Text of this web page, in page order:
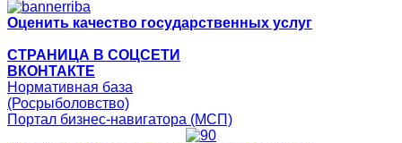
Оценить качество государственных услуг
СТРАНИЦА В СОЦСЕТИ
ВКОНТАКТЕ
Нормативная база
(Росрыболовство)
Портал бизнес-навигатора (МСП)